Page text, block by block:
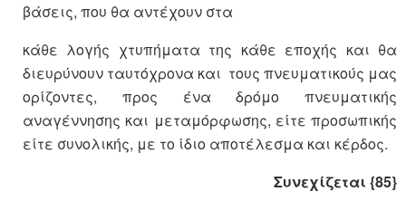
βάσεις, που θα αντέχουν στα
κάθε λογής χτυπήματα της κάθε εποχής και θα
διευρύνουν ταυτόχρονα και τους πνευματικούς μας
ορίζοντες, προς ένα δρόμο πνευματικής
αναγέννησης και μεταμόρφωσης, είτε προσωπικής
είτε συνολικής, με το ίδιο αποτέλεσμα και κέρδος.
Συνεχίζεται {85}